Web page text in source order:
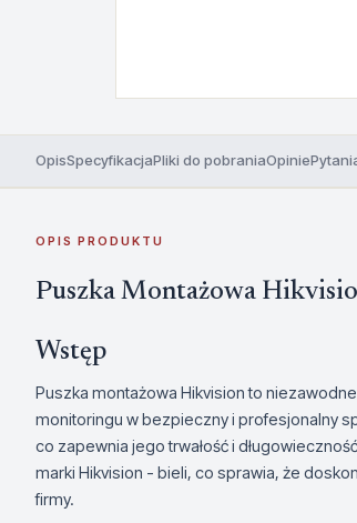
OpisSpecyfikacjaPliki do pobraniaOpinie
OPIS PRODUKTU
Puszka Montażowa
Wstęp
Puszka montażowa Hikvision to
monitoringu w bezpieczny i profesjonalny
co zapewnia jego trwałość i
marki Hikvision - bieli, co sprawia, że
firmy.